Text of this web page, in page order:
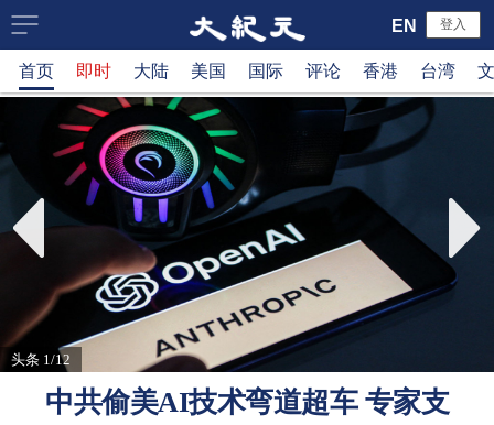
大
纪
元
新
网
登入
EN
首页 即时 大陆 美国 国际 评论 香港 台湾
头条 1/12
中共偷美AI技术弯道超车 专家支